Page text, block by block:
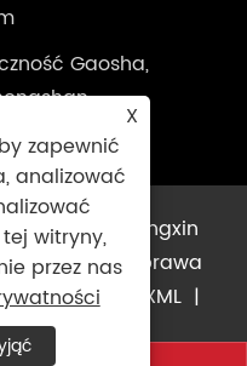
Gaosha,
Zhengxin
Wszelkie prawa
|RSS XML|
X
zapewnić
analizować
witryny,
przez nas